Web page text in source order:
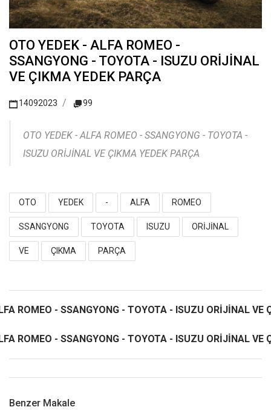
OTO YEDEK - ALFA ROMEO -
SSANGYONG - TOYOTA - ISUZU ORİJİNAL
VE ÇIKMA YEDEK PARÇA
14092023 99
OTO YEDEK - ALFA ROMEO - SSANGYONG - TOYOTA -
ISUZU ORİJİNAL VE ÇIKMA YEDEK PARÇA
OTO YEDEK - ALFA ROMEO
SSANGYONG TOYOTA ISUZU ORİJİNAL
VE ÇIKMA PARÇA
ROMEO - SSANGYONG - TOYOTA - ISUZU ORİJİNAL VE
ROMEO - SSANGYONG - TOYOTA - ISUZU ORİJİNAL VE
Benzer Makale